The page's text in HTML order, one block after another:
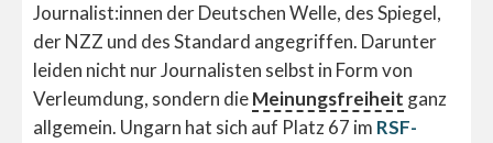
Journalist:innen der Deutschen Welle, des Spiegel,
der NZZ und des Standard angegriffen. Darunter
leiden nicht nur Journalisten selbst in Form von
Verleumdung, sondern dieMeinungsfreiheit ganz
allgemein. Ungarn hat sich auf Platz 67 im RSF-